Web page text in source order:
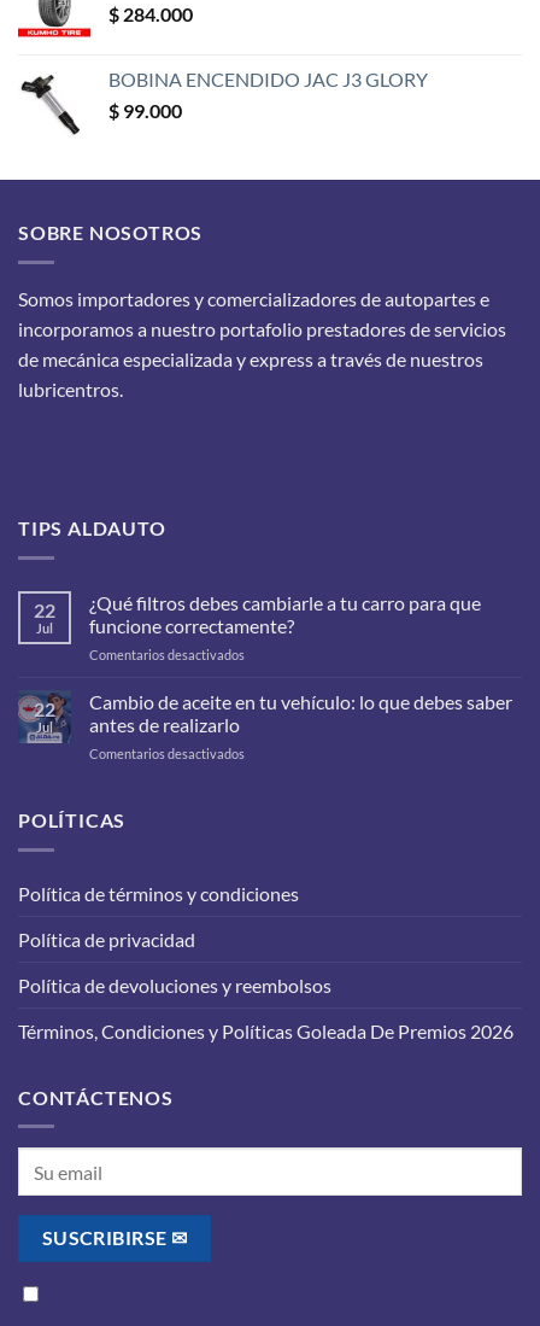
$ 284.000
BOBINA ENCENDIDO JAC J3 GLORY
$ 99.000
SOBRE NOSOTROS
Somos importadores y comercializadores de autopartes e
incorporamos a nuestro portafolio prestadores de servicios
de mecánica especializada y express a través de nuestros
lubricentros.
TIPS ALDAUTO
22
Jul
¿Qué filtros debes cambiarle a tu carro para que
funcione correctamente?
Comentarios desactivados
filtros
debes
a
22
Jul
Cambio de aceite en tu vehículo: lo que debes saber
antes de realizarlo
Comentarios desactivados
lo
de
POLÍTICAS
Política de términos y condiciones
Política de privacidad
Política de devoluciones y reembolsos
Términos, Condiciones y Políticas Goleada De Premios 2026
CONTÁCTENOS